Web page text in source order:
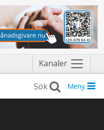
Kanaler Näytä
valikko
Meny